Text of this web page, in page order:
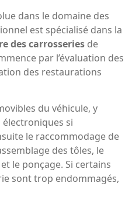
dans le domaine des
est spécialisé dans la
des carrosseries de
par l’évaluation des
des restaurations
du véhicule, y
si
le raccommodage de
des tôles, le
le ponçage. Si certains
sont trop endommagés,